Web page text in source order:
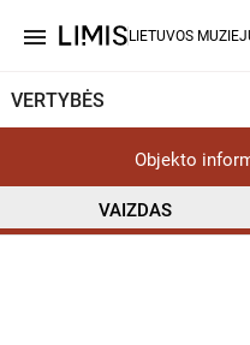
menu LIETUVOS
VERTYBĖS
Objekto
VAIZDAS
CC BY-NC-ND